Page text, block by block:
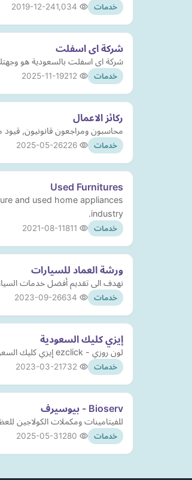
خدمات 2019-12-24
شركة اى اسفلت
شركة اى اسفلت بالسعودية هو
خدمات 2025-11-19
ركائز الاعمال
محاسبون ومراجعون قانونيون, قيود
خدمات 2025-05-26
Used Furnitures
and used home appliances
industry.
خدمات 2021-08-11
ورشة العماد للسيارات
نهدف الى تقديم أفضل خدمات
خدمات 2023-09-26
إيزي كليك السعودية
لون روزي - ezclick إيزي كليك السعودية: تسوق أونلاين في السعودية | الرياض | جدة | الدمام https://ezclick. sa عطر جوفان, جحيم العابرين, عطورات ديم, لون روزي, ماركه ديور
خدمات 2023-03-21
Bioserv - بيوسيرف
للفيتامينات ومكملات الكولاجين
خدمات 2025-05-31